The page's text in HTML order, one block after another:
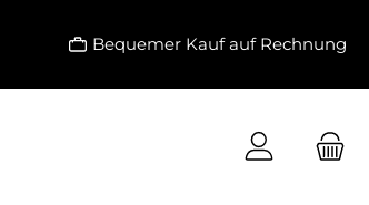
Bequemer Kauf auf Rechnung